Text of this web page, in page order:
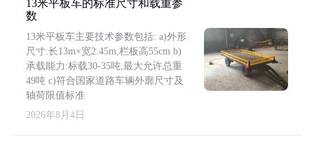
13米平板车的标准尺寸和载重参
数
13米平板车主要技术参数包括: a)外形
尺寸:长13m×宽2.45m,栏板高55cm b)
承载能力:标载30-35吨,最大允许总重
49吨 c)符合国家道路车辆外廓尺寸及
轴荷限值标准
2026年8月4日